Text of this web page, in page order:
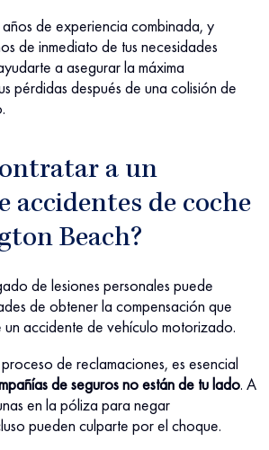
de experiencia combinada, y
de inmediato de tus necesidades
a asegurar la máxima
pérdidas después de una colisión de
a un
accidentes de coche
Beach?
de lesiones personales puede
de obtener la compensación que
un accidente de vehículo motorizado.
de reclamaciones, es esencial
de seguros no están de tu lado. A
en la póliza para negar
pueden culparte por el choque.